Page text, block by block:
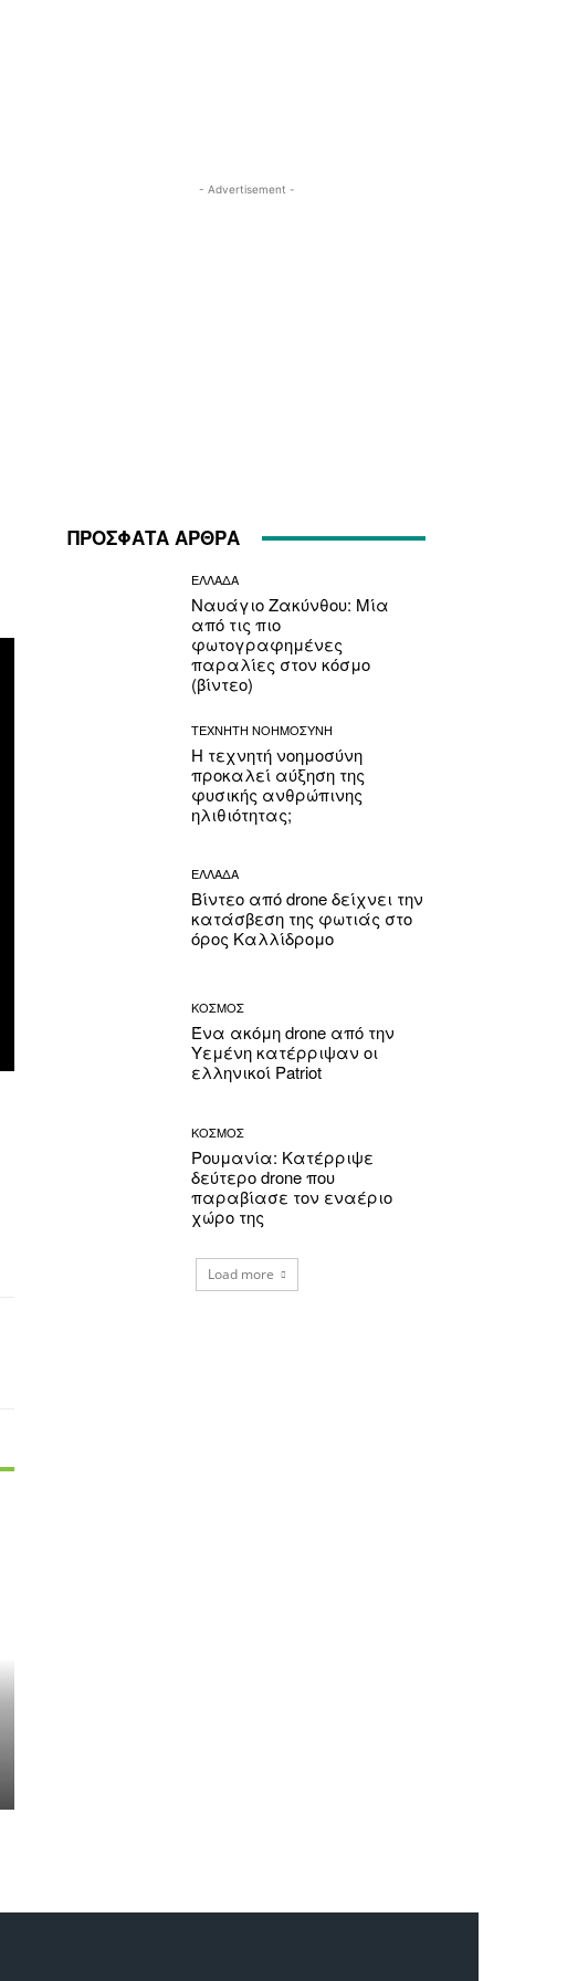
- Advertisement -
ΠΡΟΣΦΑΤΑ ΑΡΘΡΑ
ΕΛΛΑΔΑ
Ναυάγιο Ζακύνθου: Μία
από τις πιο
φωτογραφημένες
παραλίες στον κόσμο
(βίντεο)
ΤΕΧΝΗΤΗ ΝΟΗΜΟΣΥΝΗ
Η τεχνητή νοημοσύνη
προκαλεί αύξηση της
φυσικής ανθρώπινης
ηλιθιότητας;
ΕΛΛΑΔΑ
Βίντεο από drone δείχνει την
κατάσβεση της φωτιάς στο
όρος Καλλίδρομο
ΚΟΣΜΟΣ
Ένα ακόμη drone από την
Υεμένη κατέρριψαν οι
ελληνικοί Patriot
ΚΟΣΜΟΣ
Ρουμανία: Κατέρριψε
δεύτερο drone που
παραβίασε τον εναέριο
χώρο της
Load more